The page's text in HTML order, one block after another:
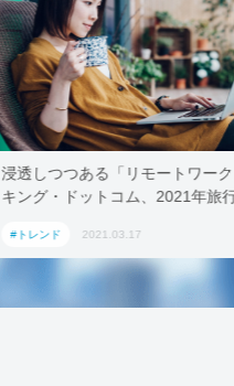
浸透しつつある「リモートワー
キング・ドットコム、2021年旅
#トレンド 2021.03.17